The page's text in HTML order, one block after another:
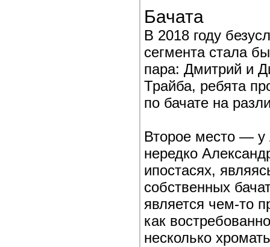
Бачата
В 2018 году
сегмента стала
пара: Дмитрий и
Трайба, ребята
по бачате на
Второе место — у
нередко
ипостасях,
собственных
является чем-то
как
несколько